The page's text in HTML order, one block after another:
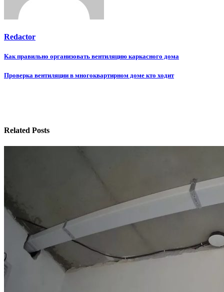
Redactor
Навигация
по
Как правильно организовать вентиляцию каркасного дома
Проверка вентиляции в многоквартирном доме кто ходит
Related Posts